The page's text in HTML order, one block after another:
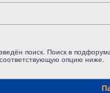
поиск. Поиск в
опцию ниже.